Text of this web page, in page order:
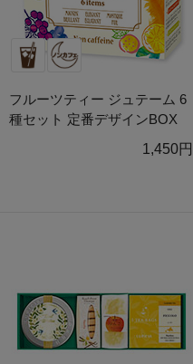
フルーツティー ジュテーム 6
種セット 定番デザインBOX
1,450円